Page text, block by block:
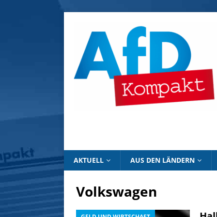
AKTUELL AUS DEN LÄNDERN
Volkswagen